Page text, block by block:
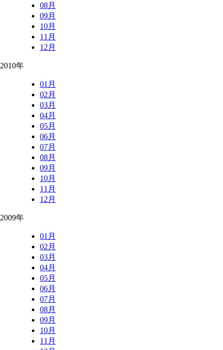
08月
09月
10月
11月
12月
2010年
01月
02月
03月
04月
05月
06月
07月
08月
09月
10月
11月
12月
2009年
01月
02月
03月
04月
05月
06月
07月
08月
09月
10月
11月